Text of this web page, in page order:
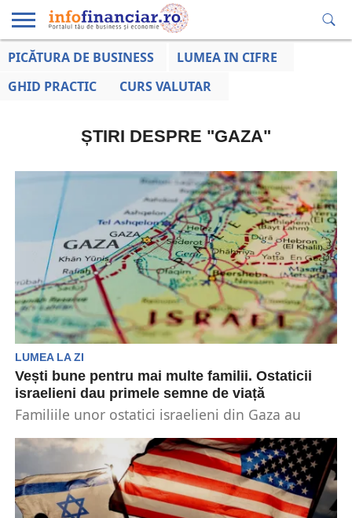
EDUCAȚIE
LA ZI
AFACERILOR
PICĂTURA DE BUSINESS
LUMEA IN CIFRE
GHID PRACTIC
CURS VALUTAR
ȘTIRI DESPRE "GAZA"
LUMEA LA ZI
Vești bune pentru mai multe familii. Ostaticii
israelieni dau primele semne de viață
Familiile unor ostatici israelieni din Gaza au